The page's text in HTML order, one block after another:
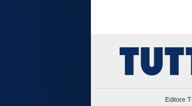
Editore